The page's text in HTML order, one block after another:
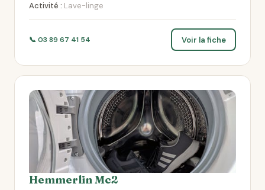
Activité : Lave-linge
📞 03 89 67 41 54 Voir la fiche
Hemmerlin Mc2